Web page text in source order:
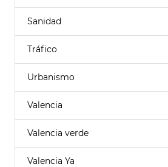
Sanidad
Tráfico
Urbanismo
Valencia
Valencia verde
Valencia Ya